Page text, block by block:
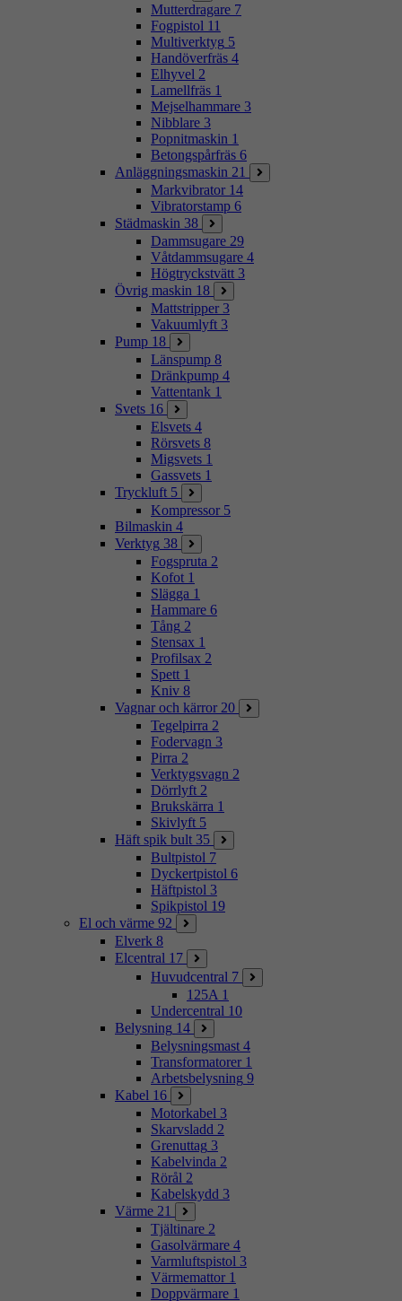
Mutterdragare 7
Fogpistol 11
Multiverktyg 5
Handöverfräs 4
Elhyvel 2
Lamellfräs 1
Mejselhammare 3
Nibblare 3
Popnitmaskin 1
Betongspårfräs 6
Anläggningsmaskin 21
Markvibrator 14
Vibratorstamp 6
Städmaskin 38
Dammsugare 29
Våtdammsugare 4
Högtryckstvätt 3
Övrig maskin 18
Mattstripper 3
Vakuumlyft 3
Pump 18
Länspump 8
Dränkpump 4
Vattentank 1
Svets 16
Elsvets 4
Rörsvets 8
Migsvets 1
Gassvets 1
Tryckluft 5
Kompressor 5
Bilmaskin 4
Verktyg 38
Fogspruta 2
Kofot 1
Slägga 1
Hammare 6
Tång 2
Stensax 1
Profilsax 2
Spett 1
Kniv 8
Vagnar och kärror 20
Tegelpirra 2
Fodervagn 3
Pirra 2
Verktygsvagn 2
Dörrlyft 2
Brukskärra 1
Skivlyft 5
Häft spik bult 35
Bultpistol 7
Dyckertpistol 6
Häftpistol 3
Spikpistol 19
El och värme 92
Elverk 8
Elcentral 17
Huvudcentral 7
125A 1
Undercentral 10
Belysning 14
Belysningsmast 4
Transformatorer 1
Arbetsbelysning 9
Kabel 16
Motorkabel 3
Skarvsladd 2
Grenuttag 3
Kabelvinda 2
Rörål 2
Kabelskydd 3
Värme 21
Tjältinare 2
Gasolvärmare 4
Varmluftspistol 3
Värmemattor 1
Doppvärmare 1